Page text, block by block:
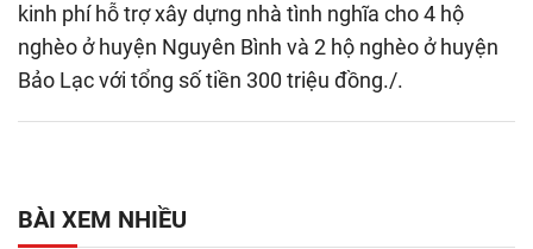
kinh phí hỗ trợ xây dựng nhà tình nghĩa cho 4 hộ
nghèo ở huyện Nguyên Bình và 2 hộ nghèo ở huyện
Bảo Lạc với tổng số tiền 300 triệu đồng./.
BÀI XEM NHIỀU